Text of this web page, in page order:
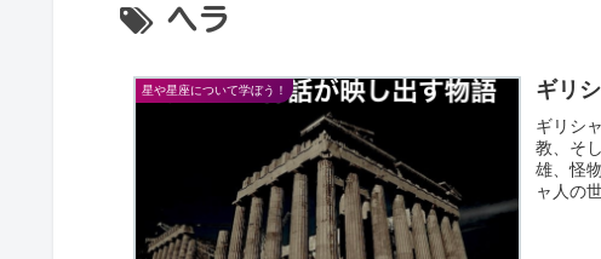
ヘラ
星や星座について学ぼう！ ギリ
ギリシ
教、そ
雄、怪
ャ人の